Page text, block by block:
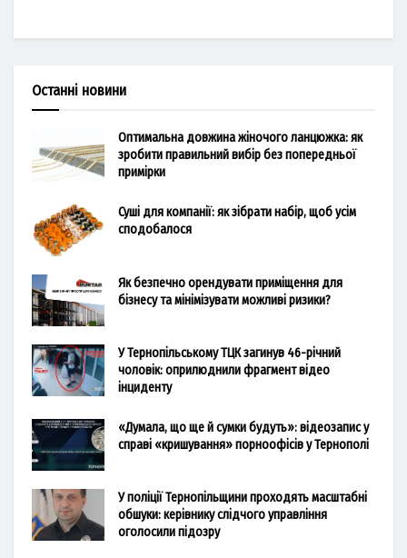
Останні новини
Оптимальна довжина жіночого ланцюжка: як
зробити правильний вибір без попередньої
примірки
Суші для компанії: як зібрати набір, щоб усім
сподобалося
Як безпечно орендувати приміщення для
бізнесу та мінімізувати можливі ризики?
У Тернопільському ТЦК загинув 46-річний
чоловік: оприлюднили фрагмент відео
інциденту
«Думала, що ще й сумки будуть»: відеозапис у
справі «кришування» порноофісів у Тернополі
У поліції Тернопільщини проходять масштабні
обшуки: керівнику слідчого управління
оголосили підозру